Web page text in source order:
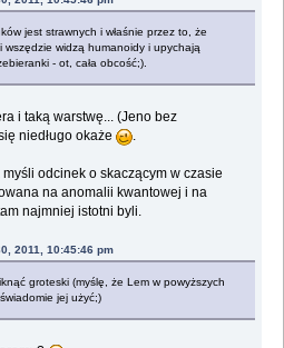
jest strawnych i właśnie przez to, że
wszędzie widzą humanoidy i upychają
- ot, cała obcość;).
i taką warstwę... (Jeno bez
niedługo okaże
.
myśli odcinek o skaczącym w czasie
na anomalii kwantowej i na
najmniej istotni byli.
2011, 10:45:46 pm
groteski (myślę, że Lem w powyższych
jej użyć;)